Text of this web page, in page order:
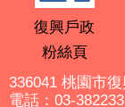
復興戶政
粉絲頁
336041 桃園市
電話：03-